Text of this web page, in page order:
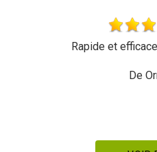
Très beau travail rien